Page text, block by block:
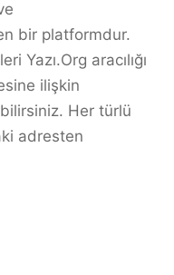
bir platformdur.
Yazı.Org aracılığı
ilişkin
Her türlü
adresten